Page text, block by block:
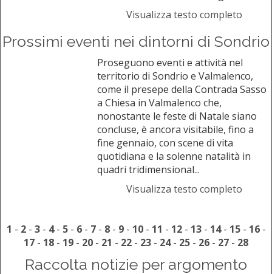
Visualizza testo completo
Prossimi eventi nei dintorni di Sondrio
Proseguono eventi e attività nel
territorio di Sondrio e Valmalenco,
come il presepe della Contrada Sasso
a Chiesa in Valmalenco che,
nonostante le feste di Natale siano
concluse, è ancora visitabile, fino a
fine gennaio, con scene di vita
quotidiana e la solenne natalità in
quadri tridimensional...
Visualizza testo completo
1 - 2- 3- 4- 5- 6- 7- 8- 9- 10- 11 - 12- 13- 14- 15- 16-
17 - 18 - 19 - 20 - 21 - 22 - 23 - 24- 25 - 26 - 27 - 28
Raccolta notizie per argomento